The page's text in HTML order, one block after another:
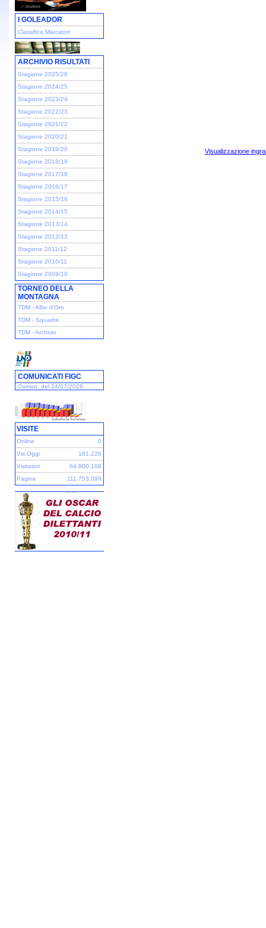
I GOLEADOR
Classifica Marcatori
ARCHIVIO RISULTATI
Stagione 2025/26
Stagione 2024/25
Stagione 2023/24
Stagione 2022/23
Stagione 2021/22
Stagione 2020/21
Stagione 2019/20
Stagione 2018/19
Stagione 2017/18
Stagione 2016/17
Stagione 2015/16
Stagione 2014/15
Stagione 2013/14
Stagione 2012/13
Stagione 2011/12
Stagione 2010/11
Stagione 2009/10
TORNEO DELLA
MONTAGNA
TDM - Albo d'Oro
TDM - Squadre
TDM - Archivio
COMUNICATI FIGC
Comun. del 24/07/2026
VISITE
Online
0
Vis.Oggi
181.226
Visitatori
64.800.108
Pagine
111.753.099
Visualizzazione